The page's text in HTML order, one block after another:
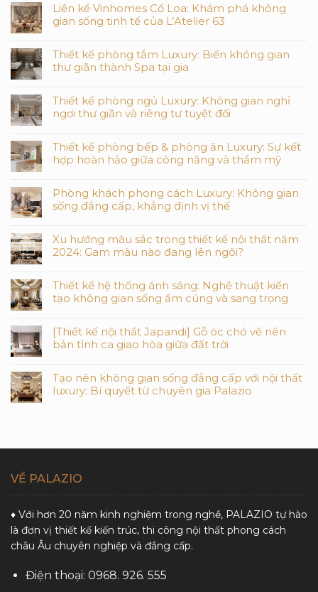
Liền kề Vinhomes Cổ Loa: Khám phá không
gian sống tinh tế của L’Atelier 63
Thiết kế phòng tắm Luxury: Biến không gian
thư giãn thành Spa tại gia
Thiết kế phòng ngủ Luxury: Không gian nghỉ
ngơi thư giãn và riêng tư tuyệt đối
Thiết kế phòng bếp & phòng ăn Luxury: Sự kết
hợp hoàn hảo giữa công năng và thẩm mỹ
Phòng khách phong cách Luxury: Không gian
sống đẳng cấp, khẳng định vị thế
Xu hướng màu sắc trong thiết kế nội thất năm
2024: Gam màu nào đang lên ngôi?
Thiết kế hệ thống ánh sáng: Nghệ thuật kiến
tạo không gian sống ấm cúng và sang trọng
[Thiết kế nội thất Japandi] Gỗ óc chó vẽ nên
bản tình ca giao hòa giữa đất trời
Tạo nên không gian sống đẳng cấp với nội thất
luxury: Bí quyết từ chuyên gia Palazio
VỀ PALAZIO
♦ Với hơn 20 năm kinh nghiệm trong nghề, PALAZIO tự hào
là đơn vị thiết kế kiến trúc, thi công nội thất phong cách
châu Âu chuyên nghiệp và đẳng cấp.
Điện thoại: 0968. 926. 555